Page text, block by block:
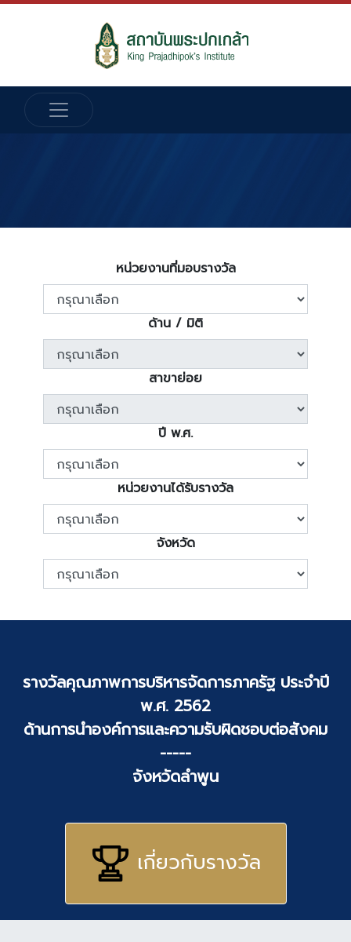
หน่วยงานที่มอบรางวัล
ด้าน / มิติ
สาขาย่อย
ปี พ.ศ.
หน่วยงานได้รับรางวัล
จังหวัด
รางวัลคุณภาพการบริหารจัดการภาครัฐ ประจำปี
พ.ศ. 2562
ด้านการนำองค์การและความรับผิดชอบต่อสังคม
-----
จังหวัดลำพูน
เกี่ยวกับรางวัล